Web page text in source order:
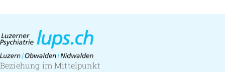
Beziehung im Mittelpunkt